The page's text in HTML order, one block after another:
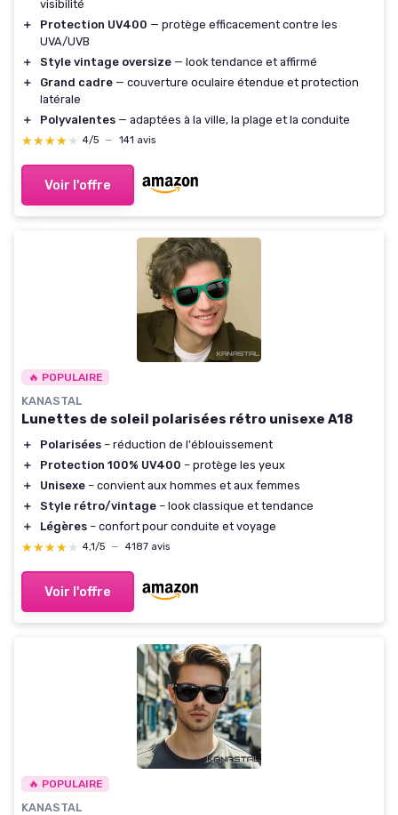
visibilité
＋
Protection UV400 — protège efficacement contre les
UVA/UVB
＋
Style vintage oversize — look tendance et affirmé
＋
Grand cadre — couverture oculaire étendue et protection
latérale
＋
Polyvalentes — adaptées à la ville, la plage et la conduite
★★★★★
★★★★★ 4/5 — 141 avis
Voir l'offre
🔥 POPULAIRE
KANASTAL
Lunettes de soleil polarisées rétro unisexe A18
＋ Polarisées – réduction de l'éblouissement
＋
Protection 100% UV400 – protège les yeux
＋
Unisexe – convient aux hommes et aux femmes
＋
Style rétro/vintage – look classique et tendance
＋
Légères – confort pour conduite et voyage
★★★★★
★★★★★ 4,1/5 — 4187 avis
Voir l'offre
🔥 POPULAIRE
KANASTAL